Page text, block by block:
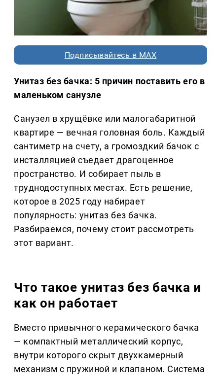
Подписывайтесь в MAX
Унитаз без бачка: 5 причин поставить его в
маленьком санузле
Санузел в хрущёвке или малогабаритной
квартире — вечная головная боль. Каждый
сантиметр на счету, а громоздкий бачок с
инсталляцией съедает драгоценное
пространство. И собирает пыль в
труднодоступных местах. Есть решение,
которое в 2025 году набирает
популярность: унитаз без бачка.
Разбираемся, почему стоит рассмотреть
этот вариант.
Что такое унитаз без бачка и
как он работает
Вместо привычного керамического бачка
— компактный металлический корпус,
внутри которого скрыт двухкамерный
механизм с пружиной и клапаном. Система